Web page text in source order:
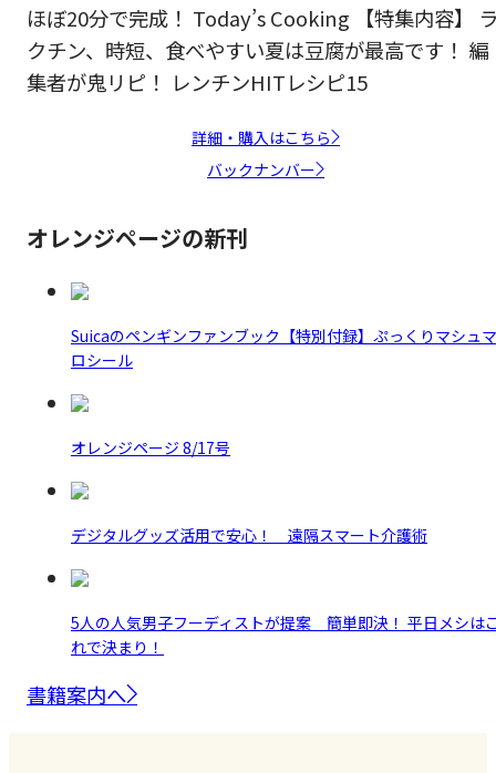
ほぼ20分で完成！ Today’s Cooking 【特集内容】
クチン、時短、食べやすい夏は豆腐が最高です！ 編
集者が鬼リピ！ レンチンHITレシピ15
詳細・購入はこちら
バックナンバー
オレンジページの新刊
Suicaのペンギンファンブック【特別付録】ぷっくりマシュマ
ロシール
オレンジページ 8/17号
デジタルグッズ活用で安心！ 遠隔スマート介護術
5人の人気男子フーディストが提案 簡単即決！ 平日メシは
れで決まり！
書籍案内へ